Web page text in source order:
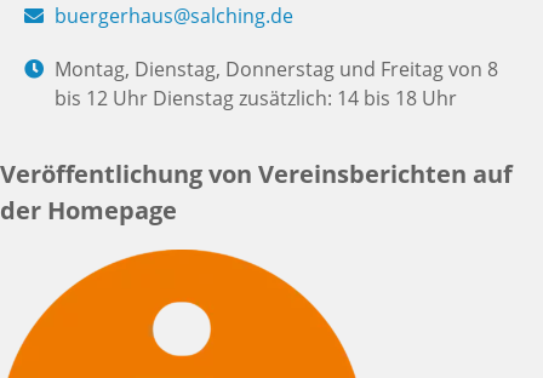
buergerhaus@salching.de
Montag, Dienstag, Donnerstag und Freitag von 8
bis 12 Uhr Dienstag zusätzlich: 14 bis 18 Uhr
Veröffentlichung von Vereinsberichten auf
der Homepage